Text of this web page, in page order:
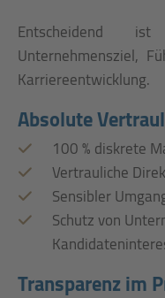
Entscheidend
Unternehmensziel,
Karriereentwicklung.
Absolute
100 % diskrete
Vertrauliche
Sensibler
Schutz von
Transparenz im